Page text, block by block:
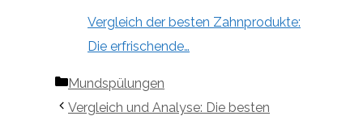
Vergleich der besten Zahnprodukte:
Die erfrischende…
Kategorien
Mundspülungen
Vergleich und Analyse: Die besten